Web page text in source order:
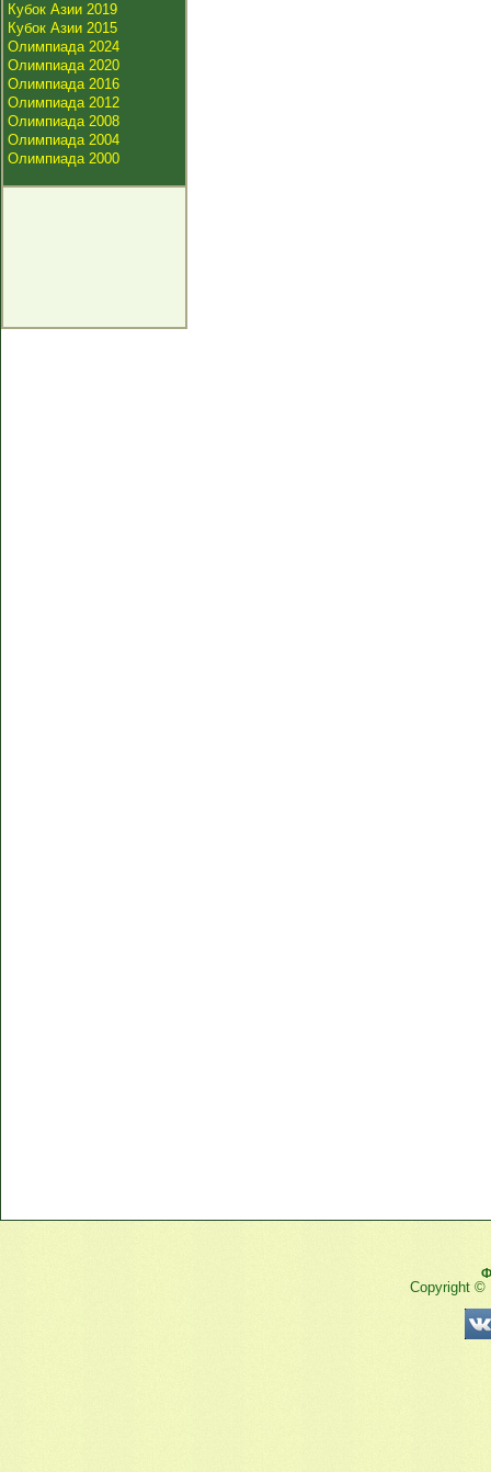
Кубок Азии 2019
Кубок Азии 2015
Олимпиада 2024
Олимпиада 2020
Олимпиада 2016
Олимпиада 2012
Олимпиада 2008
Олимпиада 2004
Олимпиада 2000
Copyright ©